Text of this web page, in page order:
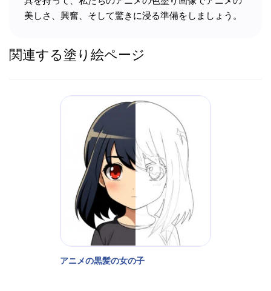
美しさ、興奮、そして驚きに浸る準備をしましょう。
関連する塗り絵ページ
アニメの黒髪の女の子